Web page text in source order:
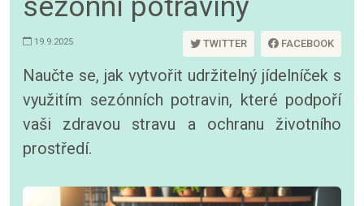
19.9.2025 TWITTER FACEBOOK
Naučte se, jak vytvořit udržitelný jídelníček s
využitím sezónních potravin, které podpoří
vaši zdravou stravu a ochranu životního
prostředí.